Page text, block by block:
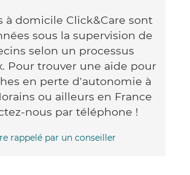
à domicile Click&Care sont
sous la supervision de
selon un processus
Pour trouver une aide pour
en perte d'autonomie à
ou ailleurs en France
nous par téléphone !
rappelé par un conseiller